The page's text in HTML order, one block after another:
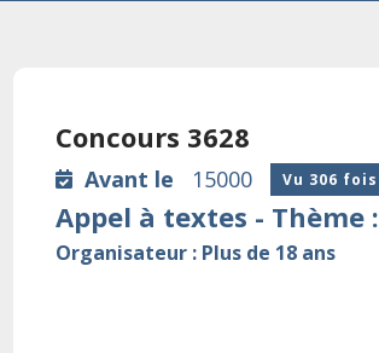
Concours 3628
Avant le 15000 Vu 306 fois
Appel à textes - Thème :
Organisateur : Plus de 18 ans